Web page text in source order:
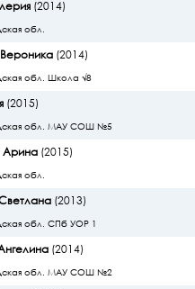
(2014)
обл.
(2014)
обл. Школа √8
(2015)
обл. МАУ СОШ №5
Арина(2015)
обл.
(2013)
обл. СПб УОР 1
(2014)
обл. МАУ СОШ №2